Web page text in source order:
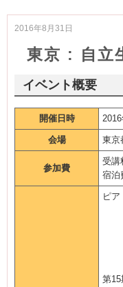
2016年8月31日
東京 : 自立
イベント概要
開催日時
会場 東京
参加費
受講
宿泊
ピ
第15